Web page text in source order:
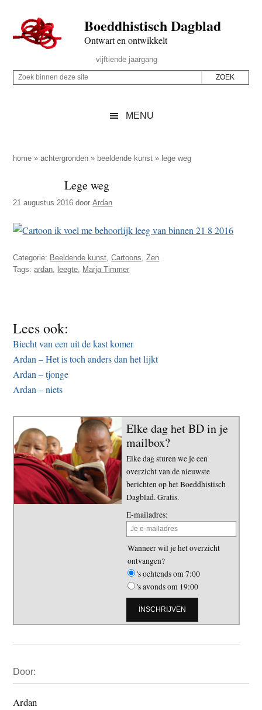
naar
de
inhoud
secondary
naar
de
sidebar
naar
de
Boeddhistisch Dagblad
Ontwart en ontwikkelt
Rechts
vijftiende jaargang
Z
p
z
e
i
t
Z
i
e
d
z
e
e
MENU
home »achtergronden » beeldende kunst » lege weg
Lege weg
21 augustus 2016 doorArdan
Categorie: Beeldende kunst ,Cartoons ,Zen
Tags:ardan leegte Marja Timmer
Lees ook:
Biecht van een uit de kast komer
Ardan – Het is toch anders dan het lijkt
Ardan – tjonge
Ardan – niets
Elke dag het BD in je
mailbox?
Elke dag sturen we je een
overzicht van de nieuwste
berichten op het Boeddhistisch
Dagblad. Gratis.
E-mailadres:
Wanneer wil je het overzicht
ontvangen?
's ochtends om 7:00
's avonds om 19:00
Sidebar
Door:
Ardan